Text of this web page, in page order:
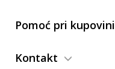
Pomoć pri kupovini
Kontakt